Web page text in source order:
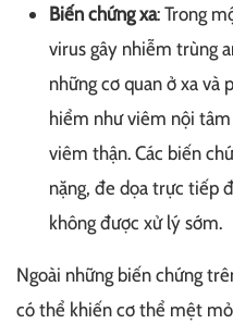
Biến chứng xa: Trong
virus gây nhiễm trùng
những cơ quan ở xa và
hiểm như viêm nội
viêm thận. Các biến
nặng, đe dọa trực tiếp
không được xử lý sớm.
Ngoài những biến chứng
có thể khiến cơ thể mệt